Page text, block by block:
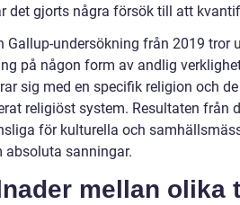
det gjorts några försök till att
Gallup-undersökning från 2019 tror
på någon form av andlig
sig med en specifik religion och
religiöst system. Resultaten från
för kulturella och
absoluta sanningar.
mellan olika